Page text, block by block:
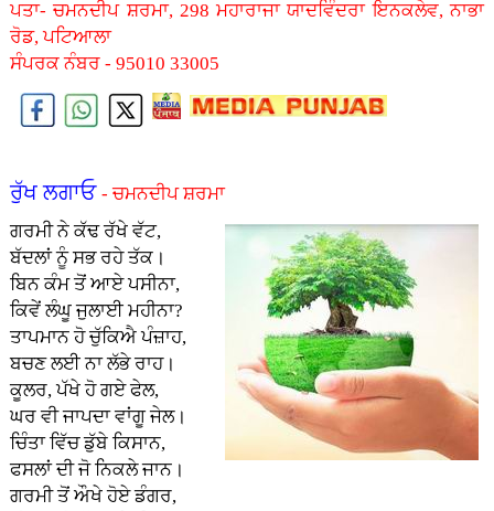
ਪਤਾ- ਚਮਨਦੀਪ ਸ਼ਰਮਾ, 298 ਮਹਾਰਾਜਾ ਯਾਦਵਿੰਦਰਾ ਇਨਕਲੇਵ, ਨਾਭਾ
ਰੋਡ, ਪਟਿਆਲਾ
ਸੰਪਰਕ ਨੰਬਰ - 95010 33005
ਰੁੱਖ ਲਗਾਓ - ਚਮਨਦੀਪ ਸ਼ਰਮਾ
ਗਰਮੀ ਨੇ ਕੱਢ ਰੱਖੇ ਵੱਟ,
ਬੱਦਲਾਂ ਨੂੰ ਸਭ ਰਹੇ ਤੱਕ।
ਬਿਨ ਕੰਮ ਤੋਂ ਆਏ ਪਸੀਨਾ,
ਕਿਵੇਂ ਲੰਘੂ ਜੁਲਾਈ ਮਹੀਨਾ?
ਤਾਪਮਾਨ ਹੋ ਚੁੱਕਿਐ ਪੰਜ਼ਾਹ,
ਬਚਣ ਲਈ ਨਾ ਲੱਭੇ ਰਾਹ।
ਕੂਲਰ, ਪੱਖੇ ਹੋ ਗਏ ਫੇਲ,
ਘਰ ਵੀ ਜਾਪਦਾ ਵਾਂਗੂ ਜੇਲ।
ਚਿੰਤਾ ਵਿੱਚ ਡੁੱਬੇ ਕਿਸਾਨ,
ਫਸਲਾਂ ਦੀ ਜੋ ਨਿਕਲੇ ਜਾਨ।
ਗਰਮੀ ਤੋਂ ਔਖੇ ਹੋਏ ਡੰਗਰ,